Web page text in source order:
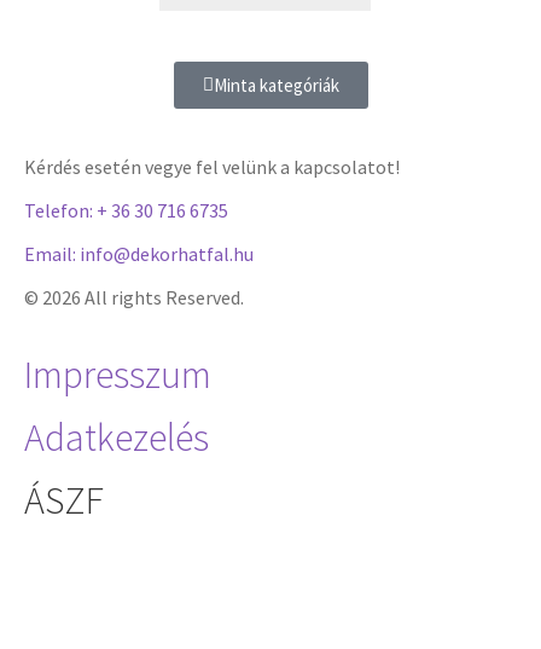
Minta kategóriák
Kérdés esetén vegye fel velünk a kapcsolatot!
Telefon: + 36 30 716 6735
Email: info@dekorhatfal.hu
© 2026 All rights Reserved.
Impresszum
Adatkezelés
ÁSZF